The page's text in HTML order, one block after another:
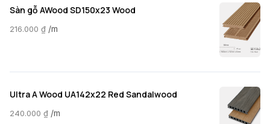
Sàn gỗ AWood SD150x23 Wood
216.000 ₫ /m
Ultra A Wood UA142x22 Red Sandalwood
240.000 ₫ /m